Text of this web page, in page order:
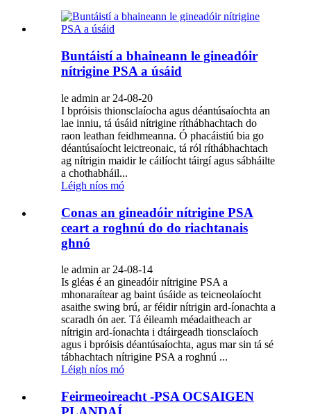
Buntáistí a bhaineann le gineadóir
nítrigine PSA a úsáid
le admin ar 24-08-20
I bpróisis thionsclaíocha agus déantúsaíochta an
lae inniu, tá úsáid nítrigine ríthábhachtach do
raon leathan feidhmeanna. Ó phacáistiú bia go
déantúsaíocht leictreonaic, tá ról ríthábhachtach
ag nítrigin maidir le cáilíocht táirgí agus sábháilte
a chothabháil...
Léigh níos mó
Conas an gineadóir nítrigine PSA
ceart a roghnú do do riachtanais
ghnó
le admin ar 24-08-14
Is gléas é an gineadóir nítrigine PSA a
mhonaraítear ag baint úsáide as teicneolaíocht
asaithe swing brú, ar féidir nítrigin ard-íonachta a
scaradh ón aer. Tá éileamh méadaitheach ar
nítrigin ard-íonachta i dtáirgeadh tionsclaíoch
agus i bpróisis déantúsaíochta, agus mar sin tá sé
tábhachtach nítrigine PSA a roghnú ...
Léigh níos mó
Feirmeoireacht -PSA OCSAIGEN